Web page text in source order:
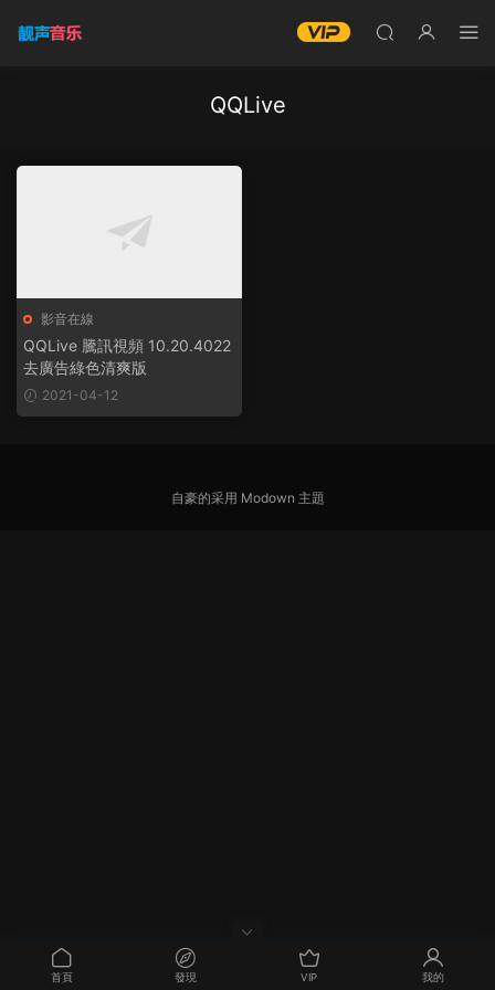
QQLive
影音在線
QQLive 騰訊視頻 10.20.4022
去廣告綠色清爽版
2021-04-12
自豪的采用 Modown 主題
首頁 發現 VIP 我的